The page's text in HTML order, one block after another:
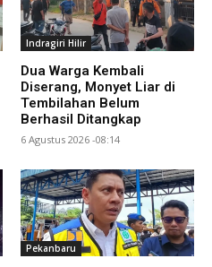
Indragiri Hilir
Dua Warga Kembali
Diserang, Monyet Liar di
Tembilahan Belum
Berhasil Ditangkap
6 Agustus 2026 -08:14
Pekanbaru